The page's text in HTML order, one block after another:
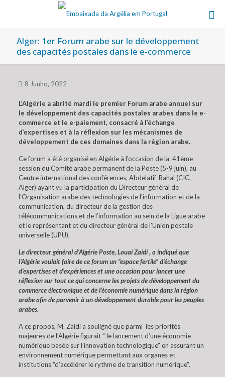
Alger: 1er Forum arabe sur le développement
des capacités postales dans le e-commerce
8 Junho, 2022
L’Algérie a abrité mardi le premier Forum arabe annuel sur
le développement des capacités postales arabes dans le e-
commerce et le e-paiement, consacré à l’échange
d’expertises et à la réflexion sur les mécanismes de
développement de ces domaines dans la région arabe.
Ce forum a été organisé en Algérie à l’occasion de la 41ème
session du Comité arabe permanent de la Poste (5-9 juin), au
Centre international des conférences, Abdelatif-Rahal (CIC,
Alger) ayant vu la participation du Directeur général de
l’Organisation arabe des technologies de l’information et de la
communication, du directeur de la gestion des
télécommunications et de l’information au sein de la Ligue arabe
et le représentant et du directeur général de l’Union postale
universelle (UPU).
Le directeur général d’Algérie Poste, Louai Zaidi , a indiqué que
l’Algérie voulait faire de ce forum un “espace fertile” d’échange
d’expertises et d’expériences et une occasion pour lancer une
réflexion sur tout ce qui concerne les projets de développement du
commerce électronique et de l’économie numérique dans la région
arabe afin de parvenir à un développement durable pour les peuples
arabes.
A ce propos, M. Zaidi a souligné que parmi les priorités
majeures de l’Algérie figurait ” le lancement d’une économie
numérique basée sur l’innovation technologique” en assurant un
environnement numérique permettant aux organes et
institutions “d’accélérer le rythme de transition numérique”.